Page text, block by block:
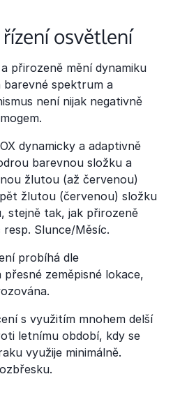
osvětlení
přirozeně mění dynamiku
spektrum a
není nijak negativně
dynamicky a adaptivně
barevnou složku a
žlutou (až červenou)
žlutou (červenou) složku
stejně tak, jak přirozeně
Slunce/Měsíc.
probíhá dle
zeměpisné lokace,
s využitím mnohem delší
letnímu období, kdy se
využije minimálně.